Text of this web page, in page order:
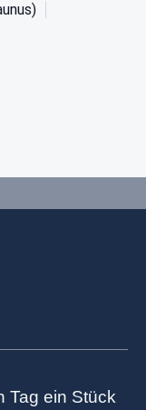
Tag ein Stück